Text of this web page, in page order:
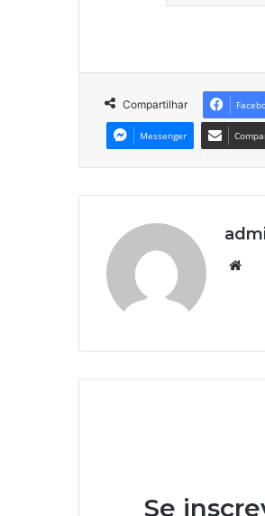
Compartilhar
Messenger
Se